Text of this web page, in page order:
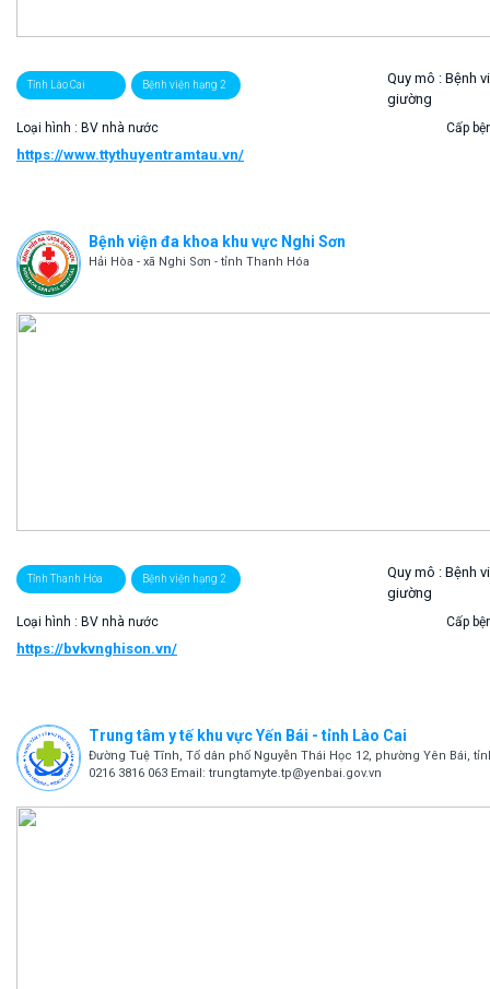
Tỉnh Lào Cai Bệnh viện hạng 2 Quy mô :Bệnh
giường
Loại hình : BV nhà nước Cấp
https://www.ttythuyentramtau.vn/
Bệnh viện đa khoa khu vực Nghi Sơn
Hải Hòa - xã Nghi Sơn - tỉnh Thanh Hóa
Tỉnh Thanh Hóa Bệnh viện hạng 2 Quy mô :Bệnh
giường
Loại hình : BV nhà nước Cấp
https://bvkvnghison.vn/
Trung tâm y tế khu vực Yến Bái - tỉnh Lào Cai
Đường Tuệ Tĩnh, Tổ dân phố Nguyễn Thái Học 12, phường Yên Bái,
0216 3816 063 Email: trungtamyte.tp@yenbai.gov.vn